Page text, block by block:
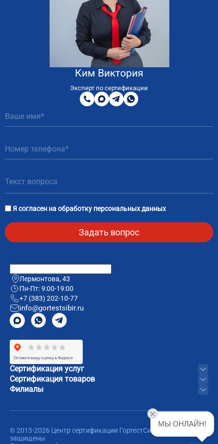
Ким Виктория
Эксперт по сертификации
8
800
200
51
MAXTelegram
WhatsApp
Я согласен наобработку персональных данных
Сертификация услуг
Сертификация товаров
Филиалы
Лермонтова, 43
Пн-Пт: 9:00-19:00
+7 (383) 202-10-77
info@gortestsibir.ru
© 2013-2026 Центр сертификации ГортестСибирь. Все права
защищены
МЫ ОНЛАЙН!